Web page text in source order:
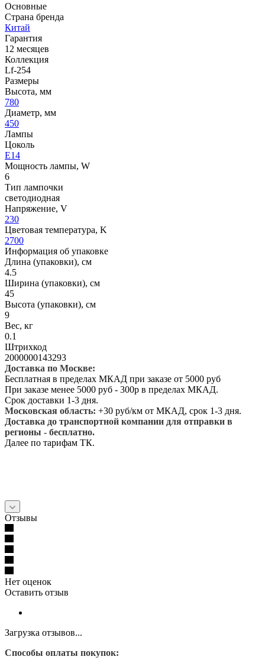
Основные
Страна бренда
Китай
Гарантия
12 месяцев
Коллекция
Lf-254
Размеры
Высота, мм
780
Диаметр, мм
450
Лампы
Цоколь
E14
Мощность лампы, W
6
Тип лампочки
светодиодная
Напряжение, V
230
Цветовая температура, K
2700
Информация об упаковке
Длина (упаковки), см
4.5
Ширина (упаковки), см
45
Высота (упаковки), см
9
Вес, кг
0.1
Штрихкод
2000000143293
Доставка по Москве:
Бесплатная в пределах МКАД при заказе от 5000 руб
При заказе менее 5000 руб - 300р в пределах МКАД.
Срок доставки 1-3 дня.
Московская область: +30 руб/км от МКАД, срок 1-3 дня.
Доставка до транспортной компании для отправки в
регионы - бесплатно.
Далее по тарифам ТК.
Отзывы
Нет оценок
Оставить отзыв
Загрузка отзывов...
Способы оплаты покупок: